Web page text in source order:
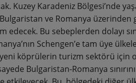
Kuzey Karadeniz Bölgesi’nde
ve Romanya üzerinden
Bu sebeplerden dolayı
Schengen’e tam üye
köprülerin turizm sektörü için
Bulgaristan-Romanya sınırını